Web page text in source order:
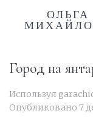
ОЛЬГА
Город на
Используя
Опубликовано 7